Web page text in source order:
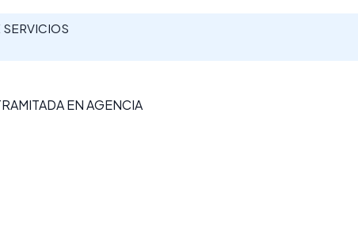
EN AGENCIA